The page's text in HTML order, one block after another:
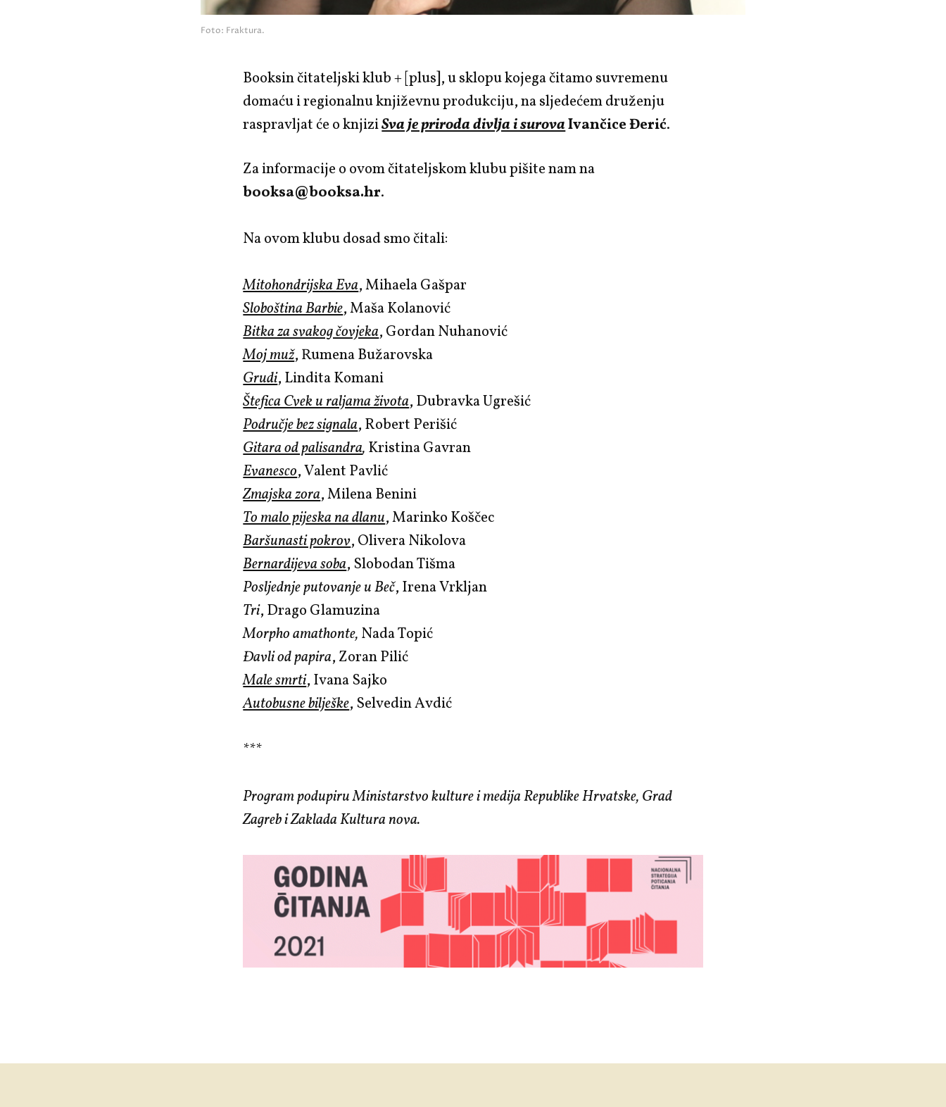
Foto: Fraktura.
Booksin čitateljski klub + [plus], u sklopu kojega čitamo suvremenu
domaću i regionalnu književnu produkciju, na sljedećem druženju
raspravljat će o knjiziSva je priroda divlja i surovaIvančice Đerić.
Za informacije o ovom čitateljskom klubu pišite nam na
booksa@booksa.hr.
Na ovom klubu dosad smo čitali:
Mitohondrijska Eva, Mihaela Gašpar
Sloboština Barbie, Maša Kolanović
Bitka za svakog čovjeka, Gordan Nuhanović
Moj muž, Rumena Bužarovska
Grudi, Lindita Komani
Štefica Cvek u raljama života, Dubravka Ugrešić
Područje bez signala, Robert Perišić
Gitara od palisandra, Kristina Gavran
Evanesco, Valent Pavlić
Zmajska zora, Milena Benini
To malo pijeska na dlanu, Marinko Koščec
Baršunasti pokrov, Olivera Nikolova
Bernardijeva soba, Slobodan Tišma
Posljednje putovanje u Beč, Irena Vrkljan
Tri, Drago Glamuzina
Morpho amathonte, Nada Topić
Đavli od papira, Zoran Pilić
Male smrti, Ivana Sajko
Autobusne bilješke, Selvedin Avdić
***
Program podupiru Ministarstvo kulture i medija Republike Hrvatske, Grad
Zagreb i Zaklada Kultura nova.